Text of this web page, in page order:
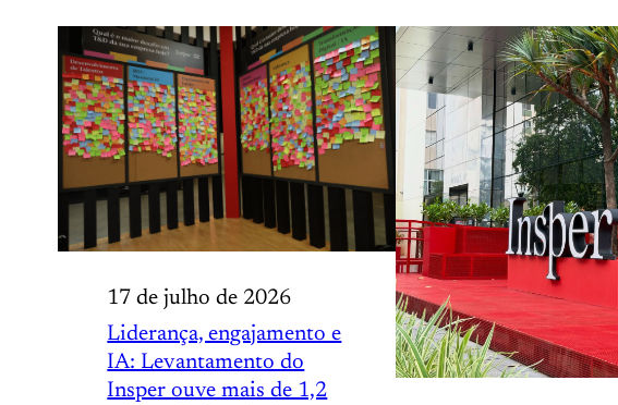
17 de julho de 2026
Liderança, engajamento e
IA: Levantamento do
Insper ouve mais de 1,2